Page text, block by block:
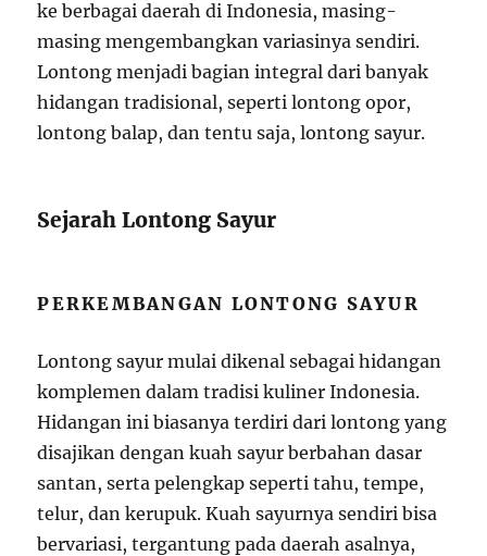
ke berbagai daerah di Indonesia, masing-
masing mengembangkan variasinya sendiri.
Lontong menjadi bagian integral dari banyak
hidangan tradisional, seperti lontong opor,
lontong balap, dan tentu saja, lontong sayur.
Sejarah Lontong Sayur
PERKEMBANGAN LONTONG SAYUR
Lontong sayur mulai dikenal sebagai hidangan
komplemen dalam tradisi kuliner Indonesia.
Hidangan ini biasanya terdiri dari lontong yang
disajikan dengan kuah sayur berbahan dasar
santan, serta pelengkap seperti tahu, tempe,
telur, dan kerupuk. Kuah sayurnya sendiri bisa
bervariasi, tergantung pada daerah asalnya,